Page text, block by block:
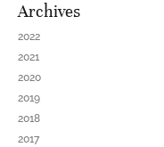
Archives
2022
2021
2020
2019
2018
2017